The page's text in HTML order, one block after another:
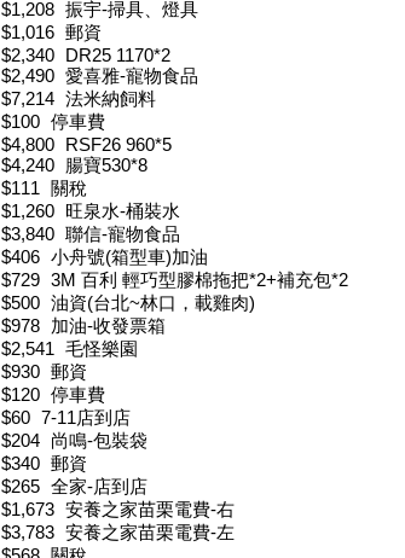
$1,208 振宇-掃具、燈具
$1,016 郵資
$2,340
DR25 1170*2
$2,490 愛喜雅-寵物食品
$7,214 法米納飼料
$100 停車費
$4,800
RSF26 960*5
$4,240
腸寶530*8
$111
關稅
$1,260
旺泉水-桶裝水
$3,840 聯信-寵物食品
$406 小舟號(箱型車)加油
$729 3M 百利 輕巧型膠棉拖把*2+補充包*2
$500 油資(台北~林口，載雞肉)
$978
加油-收發票箱
$2,541 毛怪樂園
$930 郵資
$120 停車費
$60 7-11店到店
$204
尚鳴-包裝袋
$340 郵資
$265 全家-店到店
$1,673 安養之家苗栗電費-右
$3,783 安養之家苗栗電費-左